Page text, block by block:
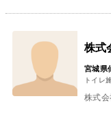
株式
宮城県
トイレ
株式会